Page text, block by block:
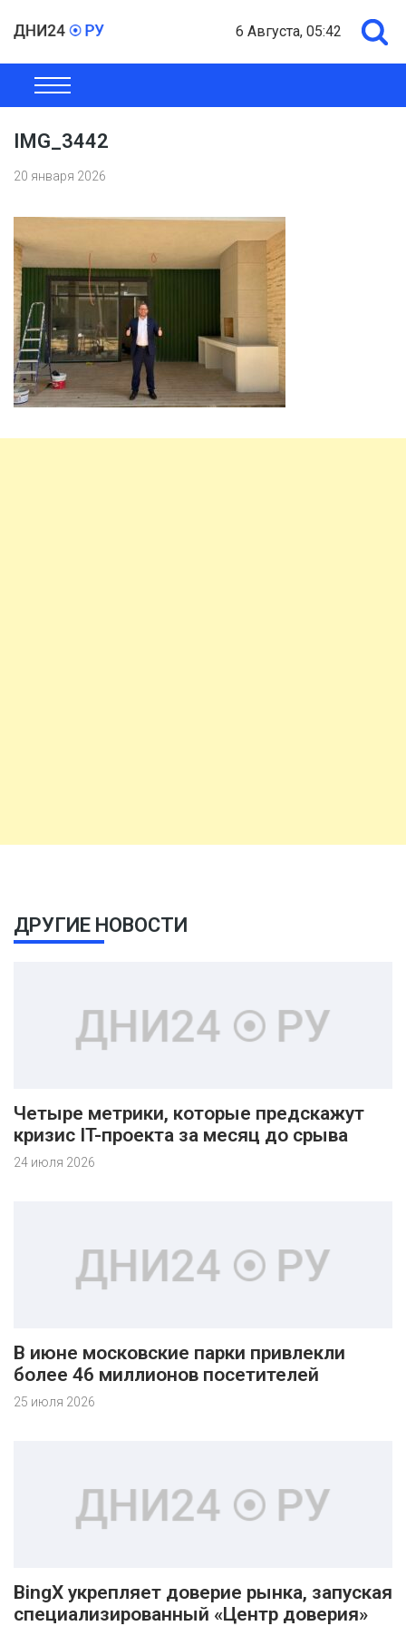
6 Августа, 05:42
ОБЩЕСТВО
IMG_3442
20 января 2026
ДРУГИЕ НОВОСТИ
Четыре метрики, которые предскажут
кризис IT-проекта за месяц до срыва
24 июля 2026
В июне московские парки привлекли
более 46 миллионов посетителей
25 июля 2026
BingX укрепляет доверие рынка, запуская
специализированный «Центр доверия»